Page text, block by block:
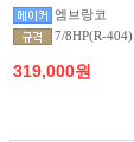
엠브랑코
7/8HP(R-404)
319,000원